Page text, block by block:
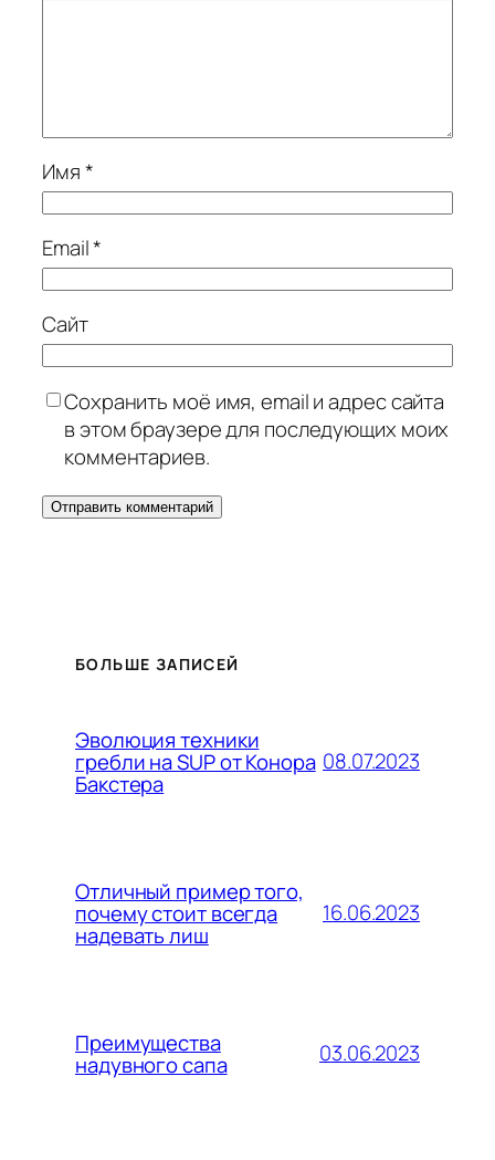
Имя*
Email*
Сайт
Сохранить моё имя, email и адрес сайта
в этом браузере для последующих моих
комментариев.
БОЛЬШЕ ЗАПИСЕЙ
Эволюция техники
гребли на SUP от Конора
Бакстера
08.07.2023
Отличный пример того,
почему стоит всегда
надевать лиш
16.06.2023
Преимущества
надувного сапа 03.06.2023